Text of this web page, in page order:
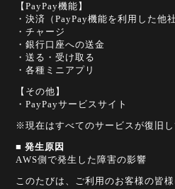
【PayPay機能】
・決済（PayPay機能を利用した他
・チャージ
・銀行口座への送金
・送る・受け取る
・各種ミニアプリ
【その他】
・PayPayサービスサイト
※現在はすべてのサービスが復旧し
■ 発生原因
AWS側で発生した障害の影響
このたびは、ご利用のお客様の皆